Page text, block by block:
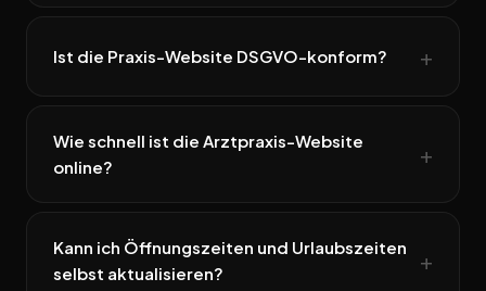
Ist die Praxis-Website DSGVO-konform?
Wie schnell ist die Arztpraxis-Website
online?
Kann ich Öffnungszeiten und Urlaubszeiten
selbst aktualisieren?